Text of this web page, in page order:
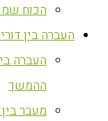
הכוח
העברה בין דורית
העברה
ההמשך
מעבר בין